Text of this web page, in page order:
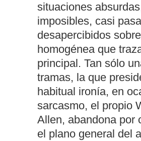
situaciones
imposibles, casi
desapercibidos
homogénea que
principal. Tan sólo
tramas, la que
habitual ironía, en
sarcasmo, el propio
Allen, abandona por
el plano general del